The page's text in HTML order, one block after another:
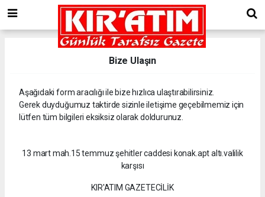
Bize Ulaşın
Aşağıdaki form aracılığı ile bize hızlıca ulaştırabilirsiniz.
Gerek duyduğumuz taktirde sizinle iletişime geçebilmemiz için
lütfen tüm bilgileri eksiksiz olarak doldurunuz.
13 mart mah.15 temmuz şehitler caddesi konak.apt altı.valilik
karşısı
KIR'ATIM GAZETECİLİK